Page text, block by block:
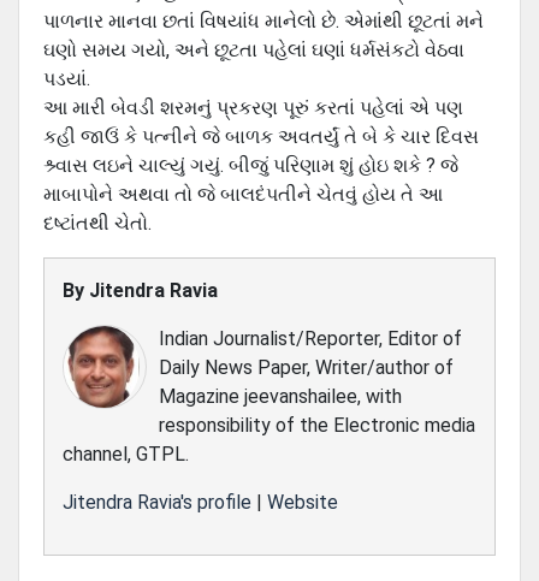
પાળનાર માનવા છતાં વિષયાંધ માનેલો છે. એમાંથી છૂટતાં મને
ઘણો સમય ગયો, અને છૂટતા પહેલાં ઘણાં ધર્મસંકટો વેઠવા
પડયાં.
આ મારી બેવડી શરમનું પ્રકરણ પૂરું કરતાં પહેલાં એ પણ
કહી જાઉં કે પત્‍નીને જે બાળક અવતર્યું તે બે કે ચાર દિવસ
શ્ર્વાસ લઇને ચાલ્‍યું ગયું. બીજું પરિણામ શું હોઇ શકે ? જે
માબાપોને અથવા તો જે બાલદંપતીને ચેતવું હોય તે આ
દષ્‍ટાંતથી ચેતો.
By Jitendra Ravia
Indian Journalist/Reporter, Editor of
Daily News Paper, Writer/author of
Magazine jeevanshailee, with
responsibility of the Electronic media
channel, GTPL.
Jitendra Ravia's profile | Website